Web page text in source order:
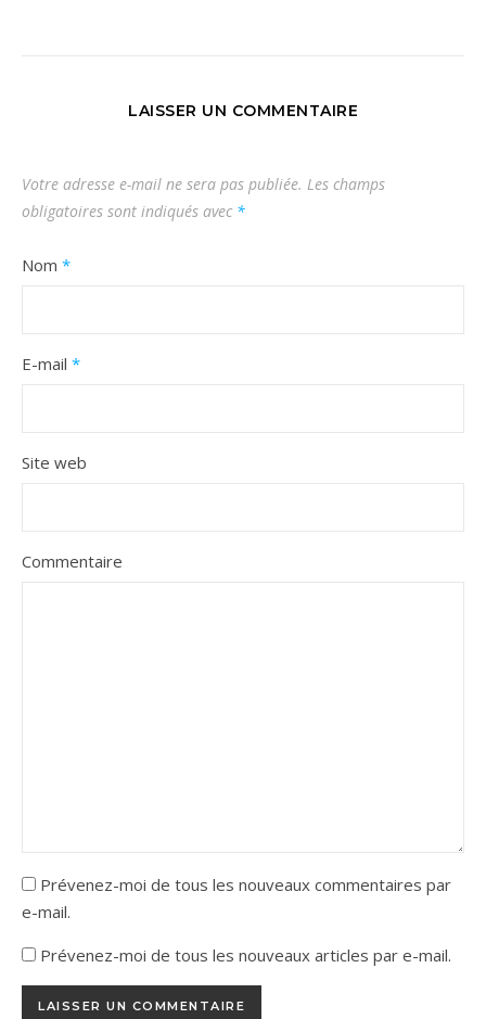
LAISSER UN COMMENTAIRE
Votre adresse e-mail ne sera pas publiée. Les champs
obligatoires sont indiqués avec *
Nom *
E-mail *
Site web
Commentaire
Prévenez-moi de tous les nouveaux commentaires par
e-mail.
Prévenez-moi de tous les nouveaux articles par e-mail.